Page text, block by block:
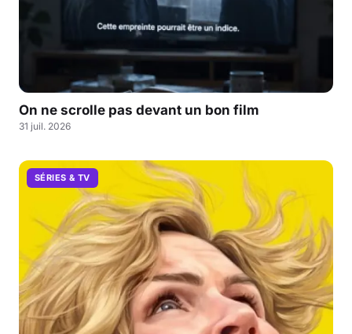
On ne scrolle pas devant un bon film
31 juil. 2026
SÉRIES & TV